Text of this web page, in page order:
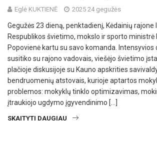
Eglė KUKTIENĖ 2025 24 gegužės
Gegužės 23 dieną, penktadienį, Kėdainių rajone
Respublikos švietimo, mokslo ir sporto ministrė
Popovienė kartu su savo komanda. Intensyvios
susitiko su rajono vadovais, viešėjo švietimo
plačioje diskusijoje su Kauno apskrities
bendruomenių atstovais, kurioje aptartos
problemos: mokyklų tinklo optimizavimas,
įtraukiojo ugdymo įgyvendinimo […]
SKAITYTI DAUGIAU